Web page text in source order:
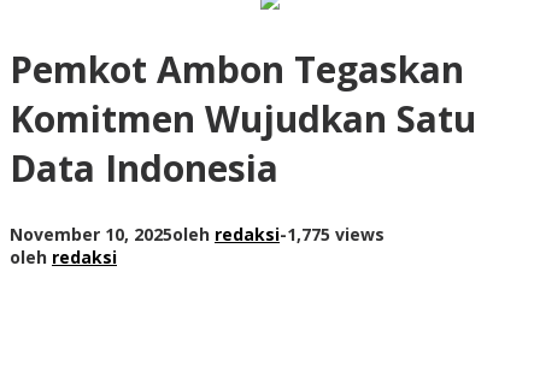
Pemkot Ambon Tegaskan
Komitmen Wujudkan Satu
Data Indonesia
November 10, 2025oleh redaksi-1,775 views
oleh redaksi